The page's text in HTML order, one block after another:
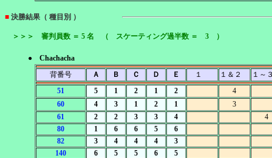
■ 決勝結果（ 種目別 ）
＞＞＞ 審判員数 ＝ 5 名 （ スケーティング過半数 ＝ 3 ）
● Chachacha
背番号
Ａ Ｂ Ｃ Ｄ Ｅ １ １＆２
１
51
5 1 2 1 2
4
60
4 3 1 2 1
3
61
2 2 3 3 4
4
80
1 6 6 5
6
82
3 4 4 4
3
140
6 5 5 6 5